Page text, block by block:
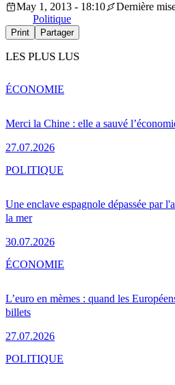
May 1, 2013 - 18:10
Dernière
Politique
Print Partager
LES PLUS LUS
Merci la Chine : elle a sauvé
27.07.2026
ÉCONOMIE
Une enclave espagnole dépassée par
la mer
30.07.2026
POLITIQUE
L’euro en mèmes : quand les
billets
27.07.2026
ÉCONOMIE
POLITIQUE